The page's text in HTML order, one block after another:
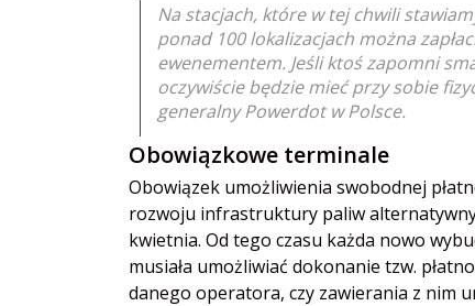
Na stacjach, które w tej chwili
ponad 100 lokalizacjach można
ewenementem. Jeśli ktoś zapomni
oczywiście będzie mieć przy sobie
generalny Powerdot w Polsce.
Obowiązkowe terminale
Obowiązek umożliwienia swobodnej
rozwoju infrastruktury paliw
kwietnia. Od tego czasu każda nowo
musiała umożliwiać dokonanie tzw.
danego operatora, czy zawierania z nim